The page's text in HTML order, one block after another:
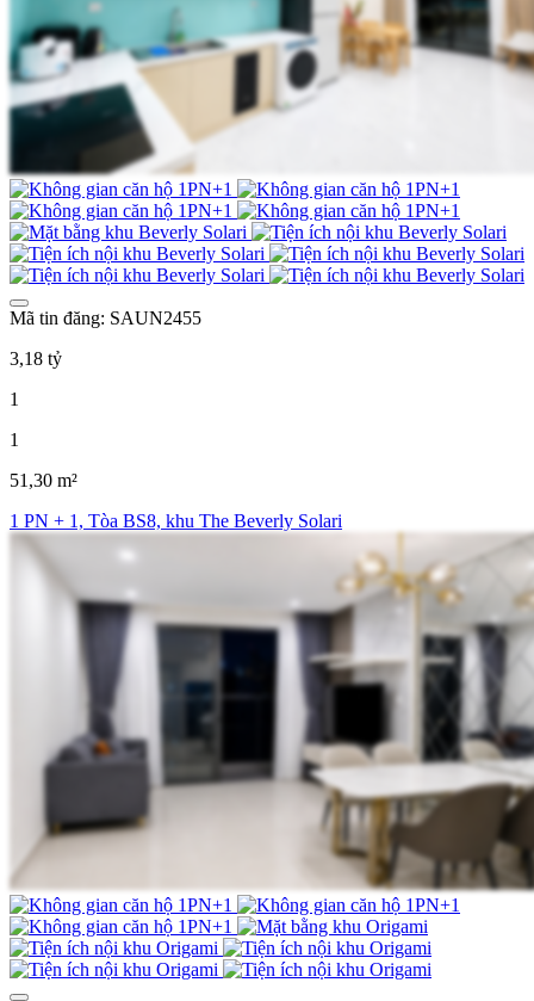
Mã tin đăng: SAUN2455
3,18 tỷ
1
1
51,30 m²
1 PN + 1, Tòa BS8, khu The Beverly Solari